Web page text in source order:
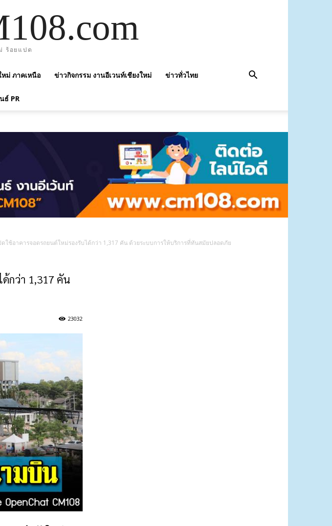
ร้อยแปด
หม่ ภาคเหนือ ข่าวกิจกรรม งานอีเวนท์เชียงใหม่ ข่าวทั่วไทย
ธ์ PR
ใช้อาคารจอดรถยนต์ใหม่รองรับได้กว่า 1,317 คัน ด้วยระบบการให้บริการที่ทันสมัยปลอดภัย
กว่า 1,317 คัน
23032